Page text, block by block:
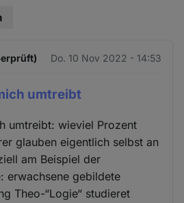
Do. 10 Nov 2022 - 14:53
umtreibt
umtreibt: wieviel Prozent
glauben eigentlich selbst an
am Beispiel der
erwachsene gebildete
Theo-“Logie“ studieret